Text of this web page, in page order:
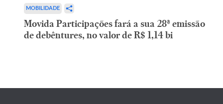
MOBILIDADE
Movida Participações fará a sua 28ª emissão
de debêntures, no valor de R$ 1,14 bi